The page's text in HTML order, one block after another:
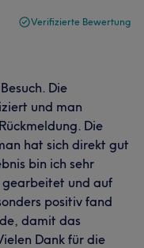
Verifizierte Bewertung
Die
und man
Die
hat sich direkt gut
bin ich sehr
gearbeitet und auf
positiv fand
damit das
Dank für die